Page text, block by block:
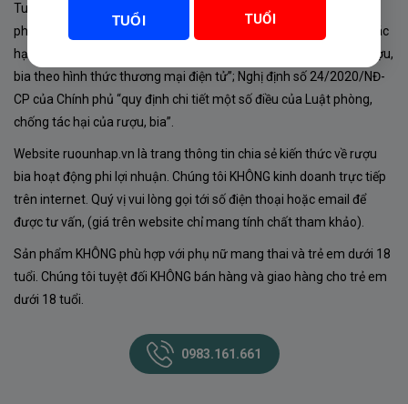
Tuân thủ Nghị định 105/2017/NĐ-CP ngày 14/9/2017 của Chính
phủ về sản xuất, kinh doanh rượu. Tuân thủ Luật “phòng chống tác
hại của rượu, bia” số 44/2019/QH14-Điều 16 về “điều kiện bán rượu,
bia theo hình thức thương mại điện tử”; Nghị định số 24/2020/NĐ-
CP của Chính phủ “quy định chi tiết một số điều của Luật phòng,
chống tác hại của rượu, bia”.
Website ruounhap.vn là trang thông tin chia sẻ kiến thức về rượu
bia hoạt động phi lợi nhuận. Chúng tôi KHÔNG kinh doanh trực tiếp
trên internet. Quý vị vui lòng gọi tới số điện thoại hoặc email để
được tư vấn, (giá trên website chỉ mang tính chất tham khảo).
Sản phẩm KHÔNG phù hợp với phụ nữ mang thai và trẻ em dưới 18
tuổi. Chúng tôi tuyệt đối KHÔNG bán hàng và giao hàng cho trẻ em
dưới 18 tuổi.
0983.161.661
TUỔI
TUỔI